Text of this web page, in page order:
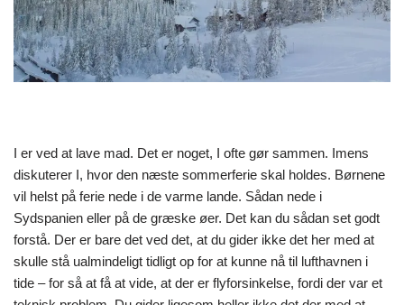
I er ved at lave mad. Det er noget, I ofte gør sammen. Imens
diskuterer I, hvor den næste sommerferie skal holdes. Børnene
vil helst på ferie nede i de varme lande. Sådan nede i
Sydspanien eller på de græske øer. Det kan du sådan set godt
forstå. Der er bare det ved det, at du gider ikke det her med at
skulle stå ualmindeligt tidligt op for at kunne nå til lufthavnen i
tide – for så at få at vide, at der er flyforsinkelse, fordi der var et